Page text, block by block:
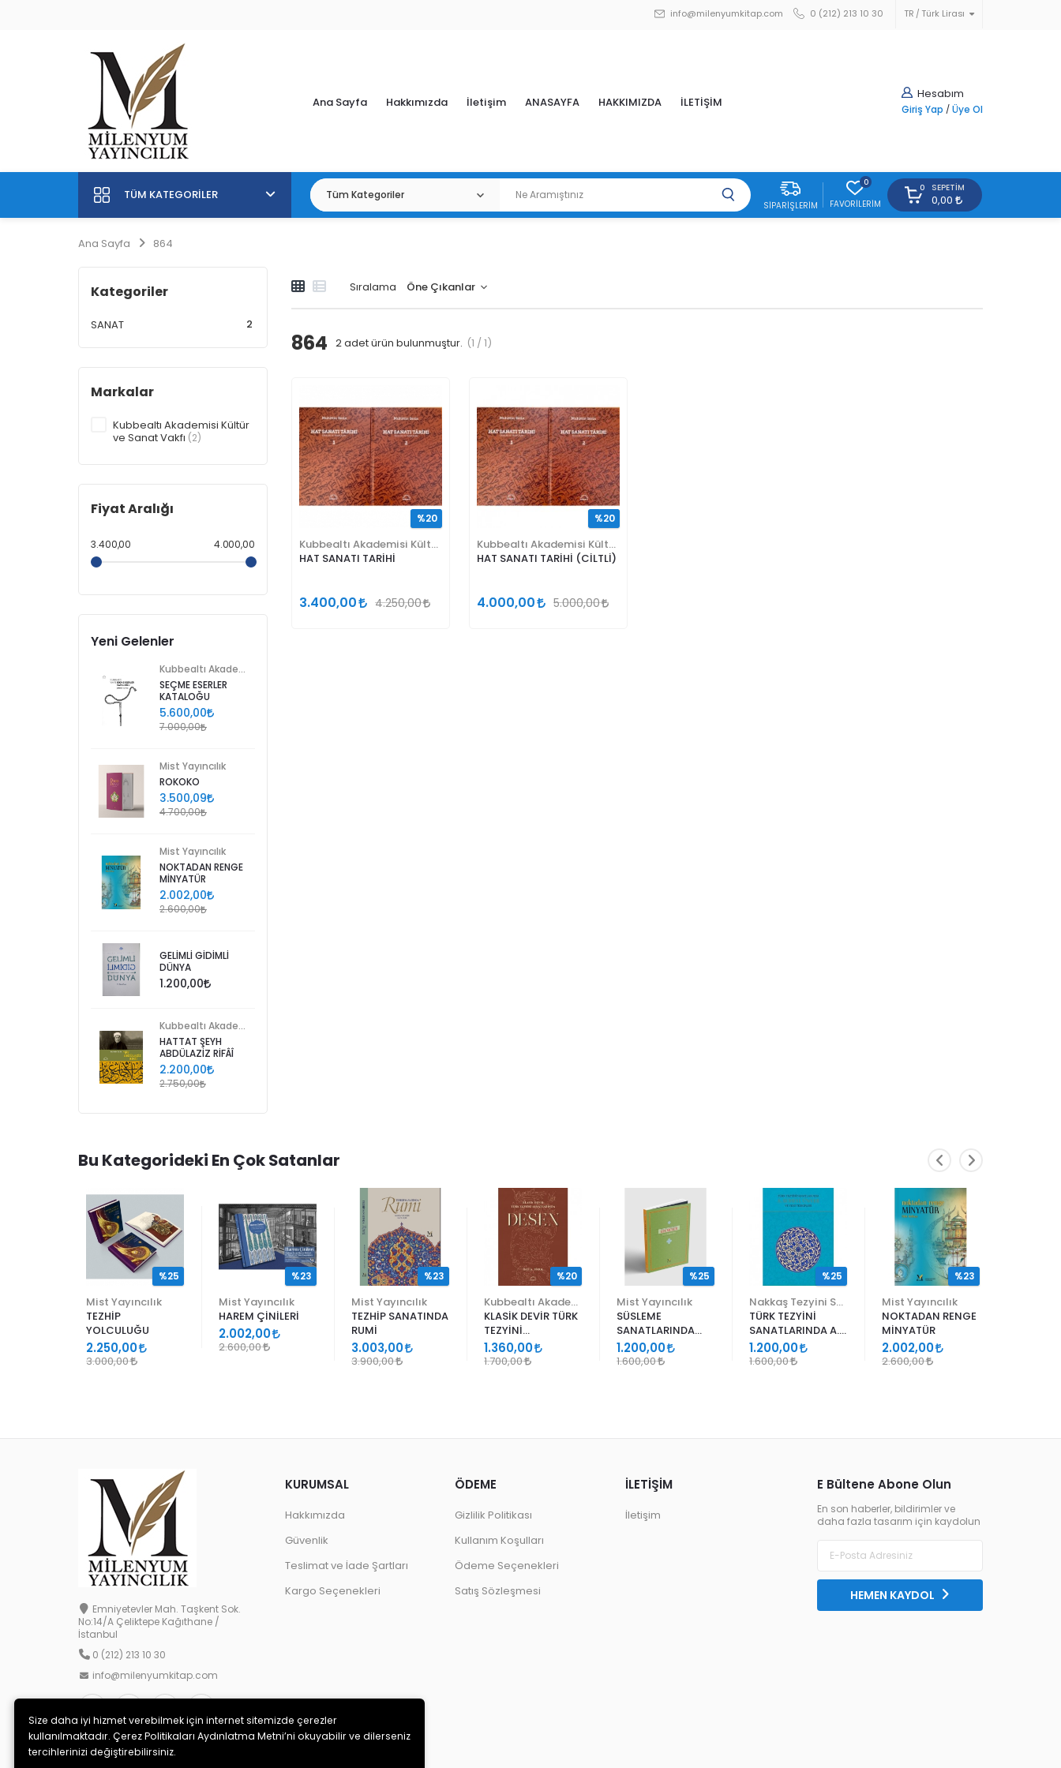
TR Türk Lirası
info@milenyumkitap.com 0 (212) 213 10 30
Hesabım
Giriş Yap / Üye Ol
Ana Sayfa Hakkımızda İletişim ANASAYFA HAKKIMIZDA İLETİŞİM
TÜM KATEGORILER
SIPARIŞLERIM
0
FAVORILERIM
0 SEPETIM
0,00
Ana Sayfa 864
Sıralama
864 2 adet ürün bulunmuştur. (1 / 1)
HAT SANATI TARİHİ
3.400,00 4.250,00
%20
HAT SANATI TARİHİ (CİLTLİ)
4.000,00 5.000,00
%20
Kategoriler
SANAT 2
Markalar
Kubbealtı Akademisi Kültür
ve Sanat Vakfı (2)
Fiyat Aralığı
3.400,00 4.000,00
Yeni Gelenler
SEÇME ESERLER
KATALOĞU
5.600,00
7.000,00
Mist Yayıncılık
ROKOKO
3.500,09
4.700,00
Mist Yayıncılık
NOKTADAN RENGE
MİNYATÜR
2.002,00
2.600,00
GELİMLİ GİDİMLİ
DÜNYA
1.200,00
HATTAT ŞEYH
ABDÜLAZİZ RİFÂÎ
2.200,00
2.750,00
Bu Kategorideki En Çok Satanlar
Mist Yayıncılık
TEZHİP
YOLCULUĞU
2.250,00
3.000,00
%25
Mist Yayıncılık
HAREM ÇİNİLERİ
2.002,00
2.600,00
%23
Mist Yayıncılık
TEZHİP SANATINDA
RUMİ
3.003,00
3.900,00
%23
KLASİK DEVİR TÜRK
TEZYİNİ
SANATLARINDA
DESEN
1.360,00
1.700,00
%20
Mist Yayıncılık
SÜSLEME
SANATLARINDA
GEÇMELER
1.200,00
1.600,00
%25
TÜRK TEZYİNİ
SANATLARINDA A.
SÜHEYL ÜNVER VE
YENİ TERKİPLERİ
1.200,00
1.600,00
%25
Mist Yayıncılık
NOKTADAN RENGE
MİNYATÜR
2.002,00
2.600,00
%23
Emniyetevler Mah. Taşkent Sok.
No:14/A Çeliktepe Kağıthane /
İstanbul
0 (212) 213 10 30
info@milenyumkitap.com
E Bültene Abone Olun
En son haberler, bildirimler ve
daha fazla tasarım için kaydolun
HEMEN KAYDOL
KURUMSAL
Hakkımızda
Güvenlik
Teslimat ve İade Şartları
Kargo Seçenekleri
ÖDEME
Gizlilik Politikası
Kullanım Koşulları
Ödeme Seçenekleri
Satış Sözleşmesi
İLETİŞİM
İletişim
Size daha iyi hizmet verebilmek için internet sitemizde çerezler
kullanılmaktadır. Çerez Politikaları Aydınlatma Metni’ni okuyabilir ve dilerseniz
tercihlerinizi değiştirebilirsiniz.